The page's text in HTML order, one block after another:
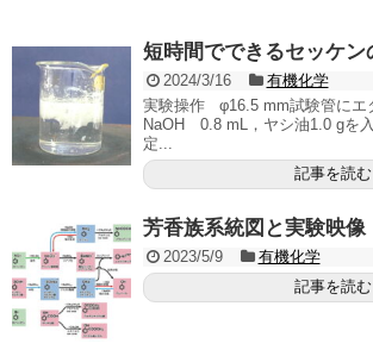
短時間でできるセッケン
2024/3/16
有機化学
実験操作 φ16.5 mm試験管にエ
NaOH 0.8 mL，ヤシ油1.0 gを
定...
記事を読む
芳香族系統図と実験映像
2023/5/9
有機化学
記事を読む